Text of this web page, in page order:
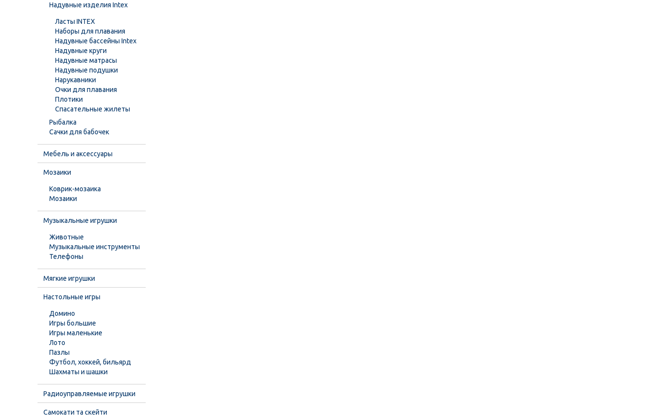
Надувные изделия Intex
Ласты INTEX
Наборы для плавания
Надувные бассейны Intex
Надувные круги
Надувные матрасы
Надувные подушки
Нарукавники
Очки для плавания
Плотики
Спасательные жилеты
Рыбалка
Сачки для бабочек
Мебель и аксессуары
Мозаики
Коврик-мозаика
Мозаики
Музыкальные игрушки
Животные
Музыкальные инструменты
Телефоны
Мягкие игрушки
Настольные игры
Домино
Игры большие
Игры маленькие
Лото
Пазлы
Футбол, хоккей, бильярд
Шахматы и шашки
Радиоуправляемые игрушки
Самокати та скейти